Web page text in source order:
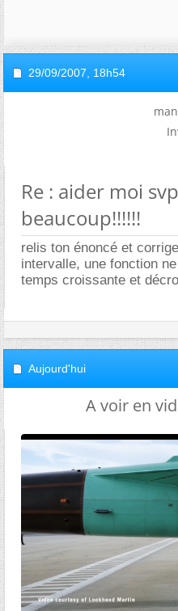
29/09/2007, 18h54
Re : aider moi
beaucoup!!!!!!
relis ton énoncé et
intervalle, une fonction
temps croissante et
Aujourd'hui
A voir en